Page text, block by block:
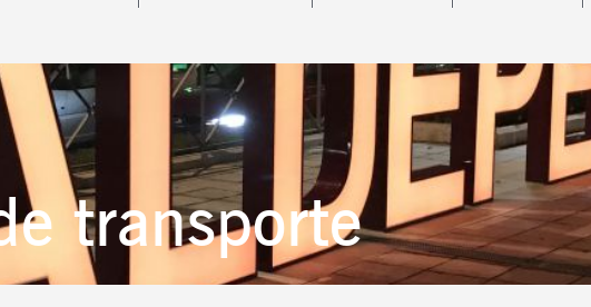
transporte